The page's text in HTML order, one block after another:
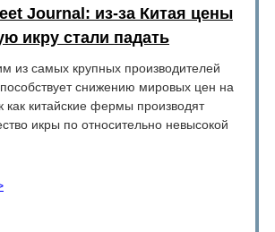
Journal: из-за Китая цены
икру стали падать
из самых крупных производителей
снижению мировых цен на
как китайские фермы производят
икры по относительно невысокой